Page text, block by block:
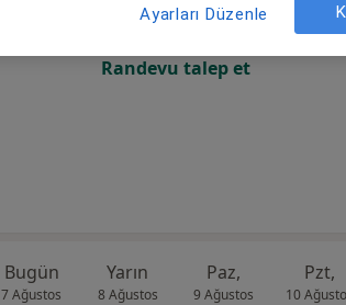
Online randevu erişime kapalı
Randevu talep et
Bugün
7 Ağustos
Yarın
8 Ağustos
Paz,
9 Ağustos
Pzt,
10
Ayarları Düzenle